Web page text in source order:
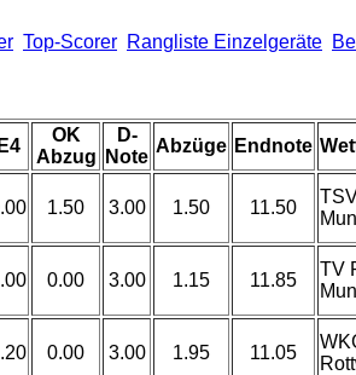
Top-Scorer Rangliste Einzelgeräte
E4
OK
Abzug
D-
Note
Abzüge Endnote
1.50 3.00 1.50 11.50
0.00 3.00 1.15 11.85
TV
0.00 3.00 1.95 11.05